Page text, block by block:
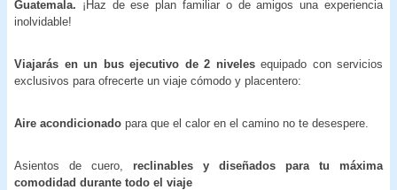
Guatemala. ¡Haz de ese plan familiar o de amigos una experiencia
inolvidable!
Viajarás en un bus ejecutivo de 2 nivelesequipado con servicios
exclusivos para ofrecerte un viaje cómodo y placentero:
Aire acondicionado para que el calor en el camino no te desespere.
Asientos de cuero, reclinables y diseñados para tu máxima
comodidad durante todo el viaje